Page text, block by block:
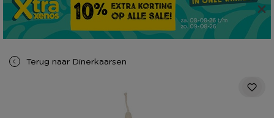
Terug naar Dinerkaarsen